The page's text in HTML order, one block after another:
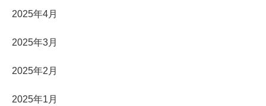
2025年4月
2025年3月
2025年2月
2025年1月